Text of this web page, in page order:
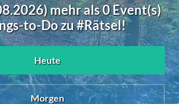
mehr als 0 Event(s)
to-Do zu #Rätsel!
Heute
Morgen